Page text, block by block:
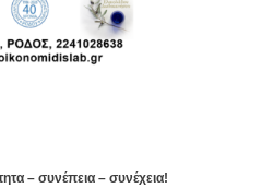
– συνέπεια – συνέχεια!